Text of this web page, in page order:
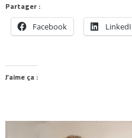
Partager :
Facebook
J’aime ça :